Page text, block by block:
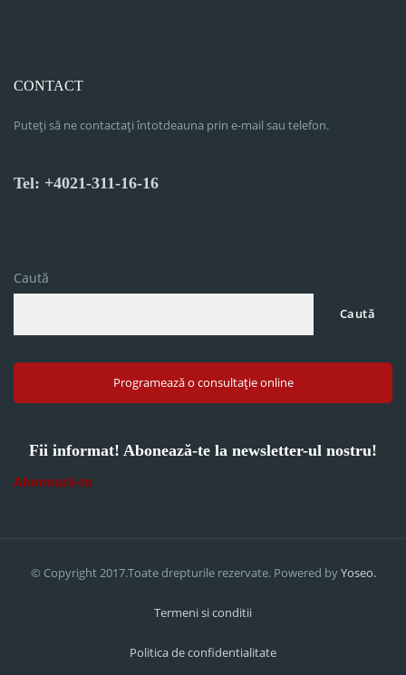
CONTACT
Puteți să ne contactați întotdeauna prin e-mail sau telefon.
Tel: +4021-311-16-16
Caută
Caută
Programează o consultație online
Fii informat! Abonează-te la newsletter-ul nostru!
Abonează-te
© Copyright 2017.Toate drepturile rezervate. Powered byYoseo.
Termeni si conditii
Politica de confidentialitate